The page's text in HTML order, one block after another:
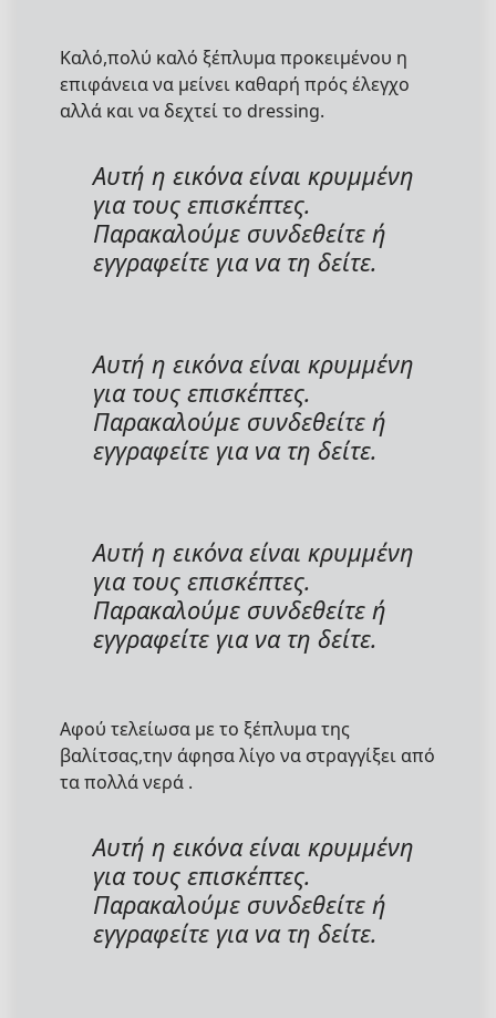
Καλό,πολύ καλό ξέπλυμα προκειμένου η
επιφάνεια να μείνει καθαρή πρός έλεγχο
αλλά και να δεχτεί το dressing.
Αυτή η εικόνα είναι κρυμμένη
για τους επισκέπτες.
Παρακαλούμε συνδεθείτε ή
εγγραφείτε για να τη δείτε.
Αυτή η εικόνα είναι κρυμμένη
για τους επισκέπτες.
Παρακαλούμε συνδεθείτε ή
εγγραφείτε για να τη δείτε.
Αυτή η εικόνα είναι κρυμμένη
για τους επισκέπτες.
Παρακαλούμε συνδεθείτε ή
εγγραφείτε για να τη δείτε.
Αφού τελείωσα με το ξέπλυμα της
βαλίτσας,την άφησα λίγο να στραγγίξει από
τα πολλά νερά .
Αυτή η εικόνα είναι κρυμμένη
για τους επισκέπτες.
Παρακαλούμε συνδεθείτε ή
εγγραφείτε για να τη δείτε.